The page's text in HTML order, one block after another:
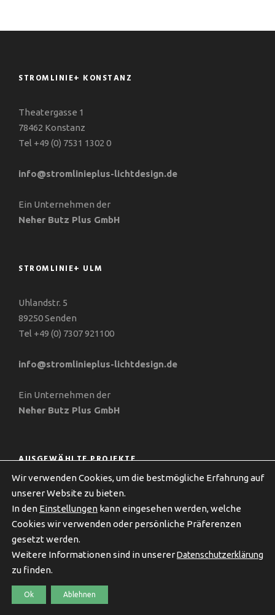
STROMLINIE+ KONSTANZ
Theatergasse 1
78462 Konstanz
Tel +49 (0) 7531 1302 0
info@stromlinieplus-lichtdesign.de
Ein Unternehmen der
Neher Butz Plus GmbH
STROMLINIE+ ULM
Uhlandstr. 5
89250 Senden
Tel +49 (0) 7307 921100
info@stromlinieplus-lichtdesign.de
Ein Unternehmen der
Neher Butz Plus GmbH
AUSGEWÄHLTE PROJEKTE
COPYRIGHT 2024 NEHER BUTZ PLUS GMBH,
IMPRESSUM|DATENSCHUTZERKLÄRUNG
Wir verwenden Cookies, um die bestmögliche Erfahrung auf
unserer Website zu bieten.
In den Einstellungen kann eingesehen werden, welche
Cookies wir verwenden oder persönliche Präferenzen
gesetzt werden.
Weitere Informationen sind in unsererDatenschutzerklärung
zu finden.
Ok Ablehnen